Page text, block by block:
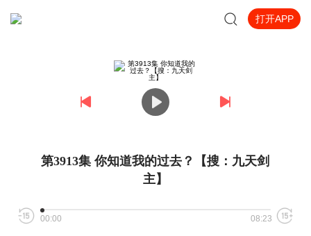
打开APP
第3913集 你知道我的过去？【搜：九天剑
主】
00:00 08:23